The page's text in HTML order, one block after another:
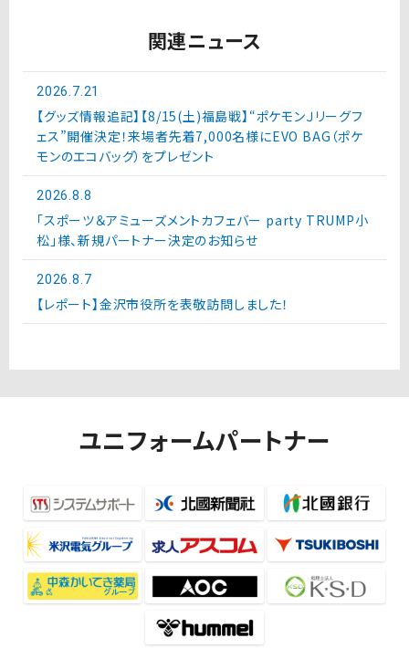
関連ニュース
2026.7.21
【グッズ情報追記】【8/15(土)福島戦】“ポケモンＪリーグフ
ェス”開催決定！来場者先着7,000名様にEVO BAG（ポケ
モンのエコバッグ）をプレゼント
2026.8.8
「スポーツ＆アミューズメントカフェバー party TRUMP小
松」様、新規パートナー決定のお知らせ
2026.8.7
【レポート】金沢市役所を表敬訪問しました！
ユニフォームパートナー